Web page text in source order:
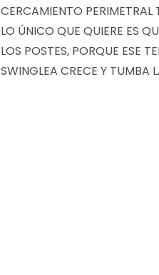
CERCAMIENTO PERIMETRAL
LO ÚNICO QUE QUIERE ES
LOS POSTES, PORQUE ESE
SWINGLEA CRECE Y TUMBA